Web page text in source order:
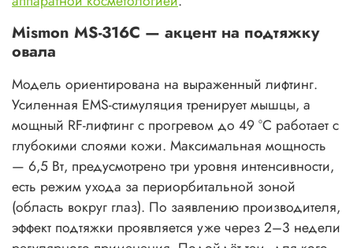
Mismon MS-316C — акцент на подтяжку
овала
Модель ориентирована на выраженный лифтинг.
Усиленная EMS-стимуляция тренирует мышцы, а
мощный RF-лифтинг с прогревом до 49 °C работает с
глубокими слоями кожи. Максимальная мощность
— 6,5 Вт, предусмотрено три уровня интенсивности,
есть режим ухода за периорбитальной зоной
(область вокруг глаз). По заявлению производителя,
эффект подтяжки проявляется уже через 2–3 недели